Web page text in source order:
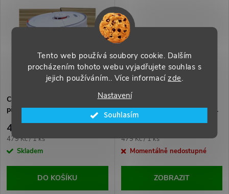
Tento web používá soubory cookie. Dalším
procházením tohoto webu vyjadřujete souhlas s
jejich používáním.. Více informacízde.
Nastavení
Souhlasím
t
CareWave 1x Bílý prahový
přejezd pro Robovysavače
479 Kč
Měrná
cena:
479 Kč / 1 ks
Skladem
DO KOŠÍKU
CareWave 1x Černý prahový
přejezd pro robovysavače atd.
479 Kč
Měrná
cena:
479 Kč / 1 ks
Momentálně nedostupné
ZOBRAZIT